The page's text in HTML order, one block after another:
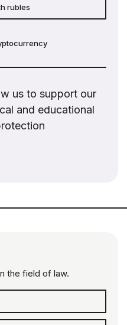
rubles
us to support our
and educational
the field of law.